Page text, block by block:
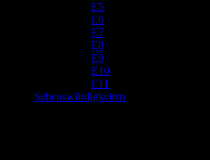
E5
E6
E7
E8
E9
E10
E11
Sehenswürdigkeiten